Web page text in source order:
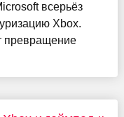
всерьёз
Xbox.
превращение